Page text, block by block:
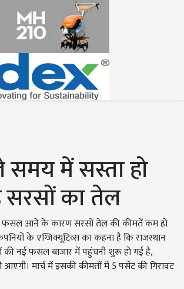
में सस्ता हो
का तेल
आने के कारण सरसों तेल की कीमतें कम हो
के एग्जिक्यूटिव्स का कहना है कि राजस्थान
की नई फसल बाजार में पहुंचनी शुरू हो गई है,
मार्च में इसकी कीमतों में 5 पर्सेंट की गिरावट